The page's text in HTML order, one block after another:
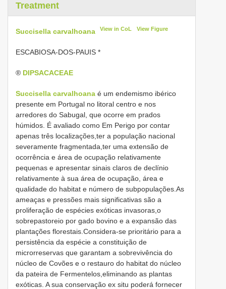
Treatment
Succisella carvalhoana View in CoL View Figure
ESCABIOSA-DOS-PAUIS *
® DIPSACACEAE
Succisella carvalhoana é um endemismo ibérico
presente em Portugal no litoral centro e nos
arredores do Sabugal, que ocorre em prados
húmidos. É avaliado como Em Perigo por contar
apenas três localizações,ter a população nacional
severamente fragmentada,ter uma extensão de
ocorrência e área de ocupação relativamente
pequenas e apresentar sinais claros de declínio
relativamente à sua área de ocupação, área e
qualidade do habitat e número de subpopulações.As
ameaças e pressões mais significativas são a
proliferação de espécies exóticas invasoras,o
sobrepastoreio por gado bovino e a expansão das
plantações florestais.Considera-se prioritário para a
persistência da espécie a constituição de
microrreservas que garantam a sobrevivência do
núcleo de Covões e o restauro do habitat do núcleo
da pateira de Fermentelos,eliminando as plantas
exóticas. A sua conservação ex situ poderá fornecer